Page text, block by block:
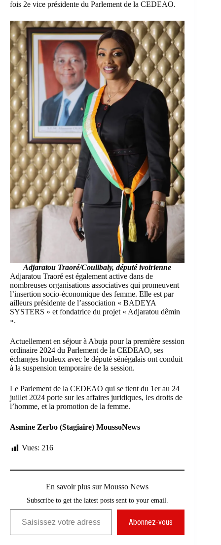
fois 2e vice présidente du Parlement de la CEDEAO.
Adjaratou Traoré/Coulibaly, député ivoirienne
Adjaratou Traoré est également active dans de
nombreuses organisations associatives qui promeuvent
l’insertion socio-économique des femme. Elle est par
ailleurs présidente de l’association « BADEYA
SYSTERS » et fondatrice du projet « Adjaratou dêmin
».
Actuellement en séjour à Abuja pour la première session
ordinaire 2024 du Parlement de la CEDEAO, ses
échanges houleux avec le député sénégalais ont conduit
à la suspension temporaire de la session.
Le Parlement de la CEDEAO qui se tient du 1er au 24
juillet 2024 porte sur les affaires juridiques, les droits de
l’homme, et la promotion de la femme.
Asmine Zerbo (Stagiaire) MoussoNews
Vues: 216
En savoir plus sur Mousso News
Subscribe to get the latest posts sent to your email.
Saisissez votre adresse e-mail…
Abonnez-vous